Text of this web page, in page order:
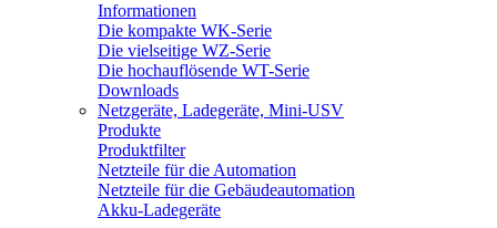
Informationen
Die kompakte WK-Serie
Die vielseitige WZ-Serie
Die hochauflösende WT-Serie
Downloads
Netzgeräte, Ladegeräte, Mini-USV
Produkte
Produktfilter
Netzteile für die Automation
Netzteile für die Gebäudeautomation
Akku-Ladegeräte